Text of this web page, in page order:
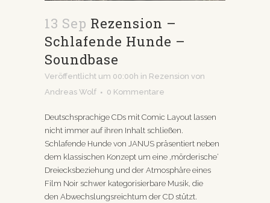
13 Sep Rezension –
Schlafende Hunde –
Soundbase
Veröffentlicht um 00:00h in Rezension von
Andreas Wolf
0 Kommentare
Deutschsprachige CDs mit Comic Layout lassen
nicht immer auf ihren Inhalt schließen.
Schlafende Hunde von JANUS präsentiert neben
dem klassischen Konzept um eine ‚mörderische‘
Dreiecksbeziehung und der Atmosphäre eines
Film Noir schwer kategorisierbare Musik, die
den Abwechslungsreichtum der CD stützt.